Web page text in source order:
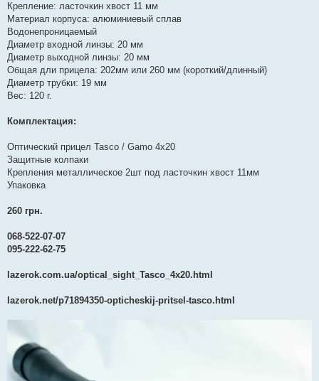
Крепление: ласточкин хвост 11 мм
Материал корпуса: алюминиевый сплав
Водонепроницаемый
Диаметр входной линзы: 20 мм
Диаметр выходной линзы: 20 мм
Общая дли прицела: 202мм или 260 мм (короткий/длинный)
Диаметр трубки: 19 мм
Вес: 120 г.
Комплектация:
Оптический прицел Tasco / Gamo 4х20
Защитные колпаки
Крепления металлическое 2шт под ласточкин хвост 11мм
Упаковка
260 грн.
068-522-07-07
095-222-62-75
lazerok.com.ua/optical_sight_Tasco_4x20.html
lazerok.net/p71894350-opticheskij-pritsel-tasco.html